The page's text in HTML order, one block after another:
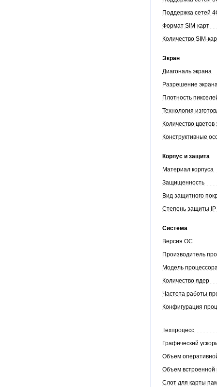
Поддержка сетей
Формат SIM-карт
Количество SIM-
Экран
Диагональ экрана
Разрешение
Плотность
Технология
Количество
Конструктивные
Корпус и защита
Материал корпуса
Защищенность
Вид защитного
Степень защиты IP
Система
Версия ОС
Производитель
Модель
Количество ядер
Частота работы
Конфигурация
Техпроцесс
Графический
Объем
Объем
Слот для карты